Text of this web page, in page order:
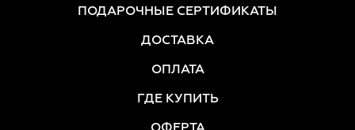
ПОДАРОЧНЫЕ СЕРТИФИКАТЫ
ДОСТАВКА
ОПЛАТА
ГДЕ КУПИТЬ